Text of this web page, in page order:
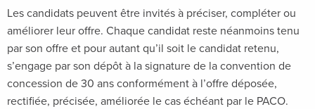
Les candidats peuvent être invités à préciser, compléter ou
améliorer leur offre. Chaque candidat reste néanmoins tenu
par son offre et pour autant qu’il soit le candidat retenu,
s’engage par son dépôt à la signature de la convention de
concession de 30 ans conformément à l’offre déposée,
rectifiée, précisée, améliorée le cas échéant par le PACO.